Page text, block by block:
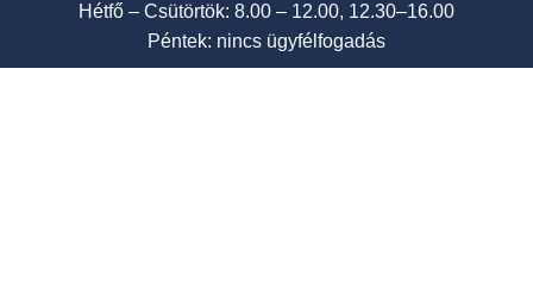
Hétfő – Csütörtök: 8.00 – 12.00, 12.30–16.00
Péntek: nincs ügyfélfogadás